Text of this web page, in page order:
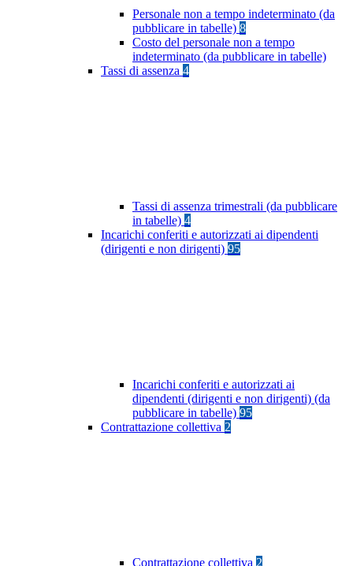
Personale non a tempo indeterminato (da
pubblicare in tabelle) 8
Costo del personale non a tempo
indeterminato (da pubblicare in tabelle)
Tassi di assenza 4
Tassi di assenza trimestrali (da pubblicare
in tabelle) 4
Incarichi conferiti e autorizzati ai dipendenti
(dirigenti e non dirigenti) 95
Incarichi conferiti e autorizzati ai
dipendenti (dirigenti e non dirigenti) (da
pubblicare in tabelle) 95
Contrattazione collettiva 2
Contrattazione collettiva 2